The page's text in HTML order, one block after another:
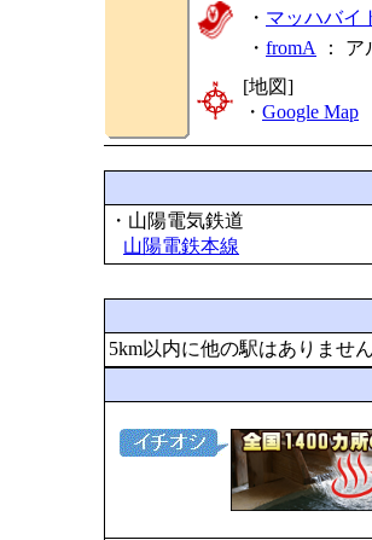
・ マッハバイ
・ fromA ： ア
[地図]
・ Google Map
・山陽電気鉄道
山陽電鉄本線
5km以内に他の駅はありません